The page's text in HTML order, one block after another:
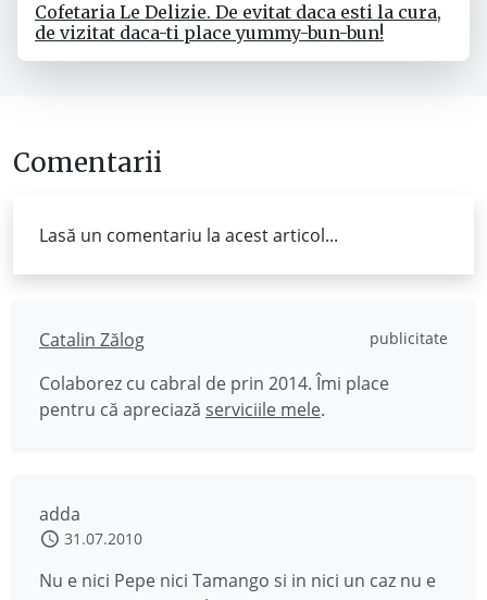
Cofetaria Le Delizie. De evitat daca esti la cura,
de vizitat daca-ti place yummy-bun-bun!
Comentarii
Lasă un comentariu la acest articol...
Catalin Zălog publicitate
Colaborez cu cabral de prin 2014. Îmi place
pentru că apreciază serviciile mele.
adda
31.07.2010
Nu e nici Pepe nici Tamango si in nici un caz nu e